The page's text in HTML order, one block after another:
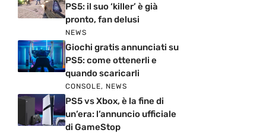
PS5: il suo ‘killer’ è già
pronto, fan delusi
NEWS
Giochi gratis annunciati su
PS5: come ottenerli e
quando scaricarli
CONSOLE, NEWS
PS5 vs Xbox, è la fine di
un’era: l’annuncio ufficiale
di GameStop